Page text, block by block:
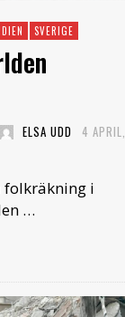
SVERIGE
ELSA UDD
4 APRIL,
folkräkning i
…